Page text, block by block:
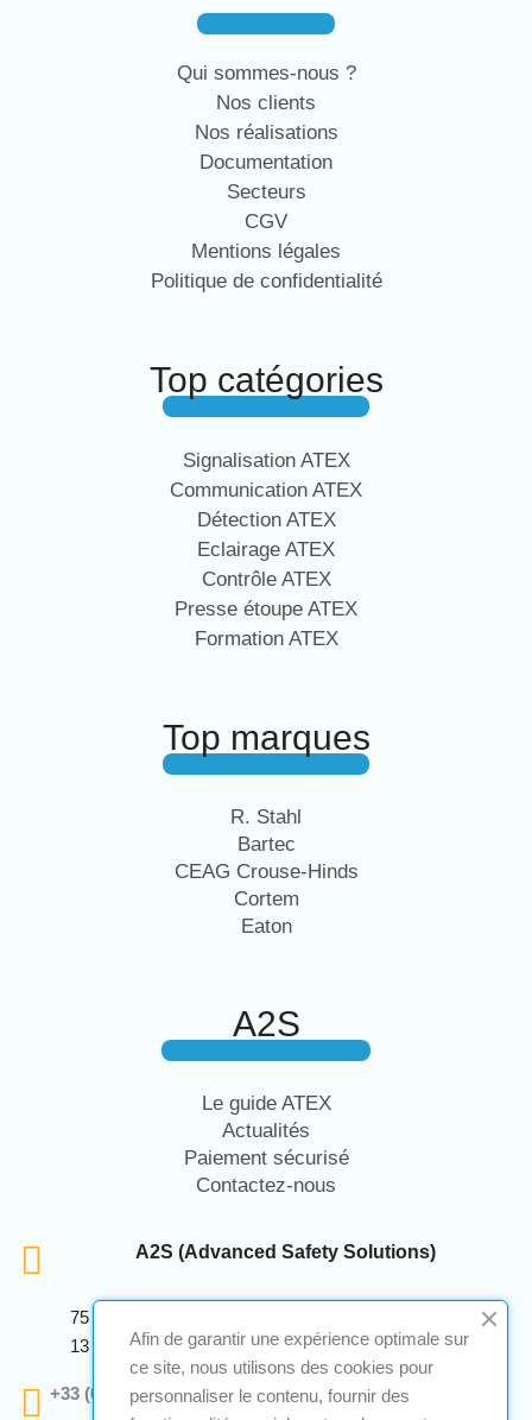
Qui sommes-nous ?
Nos clients
Nos réalisations
Documentation
Secteurs
CGV
Mentions légales
Politique de confidentialité
Top catégories
Signalisation ATEX
Communication ATEX
Détection ATEX
Eclairage ATEX
Contrôle ATEX
Presse étoupe ATEX
Formation ATEX
Top marques
R. Stahl
Bartec
CEAG Crouse-Hinds
Cortem
Eaton
A2S
Le guide ATEX
Actualités
Paiement sécurisé
Contactez-nous
A2S (Advanced Safety Solutions)
75 Avenue Marcellin Berthelot Anthelios Bâtiment E
13 290 Aix En Provence
+33 (0)4 12 28 00 69
Afin de garantir une expérience optimale sur
ce site, nous utilisons des cookies pour
personnaliser le contenu, fournir des